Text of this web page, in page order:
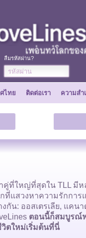
ลืมรหัสผ่าน?
ไทย ติดต่อเรา ความสำ
าคู่ที่ใหญ่ที่สุดใน TLL มี
ที่แสวงหาความรักการ
น: ออสเตรเลีย, แคน
ตอนนี้ก็สมบูรณ์
ตใหม่เริ่มต้นที่นี่